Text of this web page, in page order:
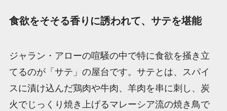
食欲をそそる香りに誘われて、サテを堪能
ジャラン・アローの喧騒の中で特に食欲を掻き立
てるのが「サテ」の屋台です。サテとは、スパイ
スに漬け込んだ鶏肉や牛肉、羊肉を串に刺し、炭
火でじっくり焼き上げるマレーシア流の焼き鳥で